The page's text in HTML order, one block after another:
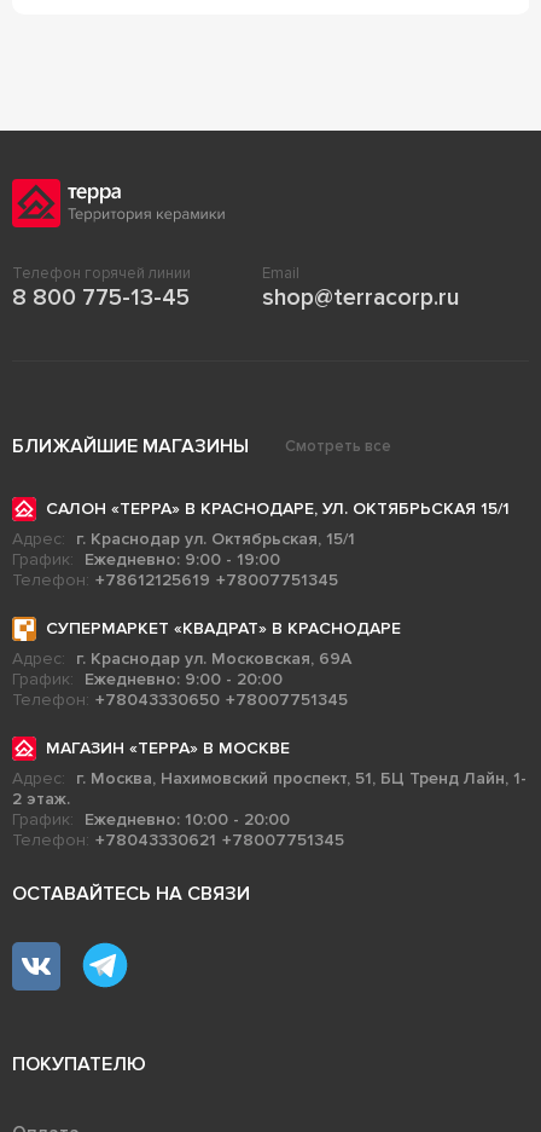
Телефон горячей линии
8 800 775-13-45
Email
shop@terracorp.ru
БЛИЖАЙШИЕ МАГАЗИНЫ Смотреть все
САЛОН «ТЕРРА» В КРАСНОДАРЕ, УЛ. ОКТЯБРЬСКАЯ 15/1
Адрес:
г. Краснодар ул. Октябрьская, 15/1
График:
Ежедневно: 9:00 - 19:00
Телефон: +78612125619 +78007751345
СУПЕРМАРКЕТ «КВАДРАТ» В КРАСНОДАРЕ
Адрес:
г. Краснодар ул. Московская, 69А
График:
Ежедневно: 9:00 - 20:00
Телефон: +78043330650 +78007751345
МАГАЗИН «ТЕРРА» В МОСКВЕ
Адрес:
г. Москва, Нахимовский проспект, 51, БЦ Тренд Лайн, 1-
2 этаж.
График:
Ежедневно: 10:00 - 20:00
Телефон: +78043330621 +78007751345
ОСТАВАЙТЕСЬ НА СВЯЗИ
ПОКУПАТЕЛЮ